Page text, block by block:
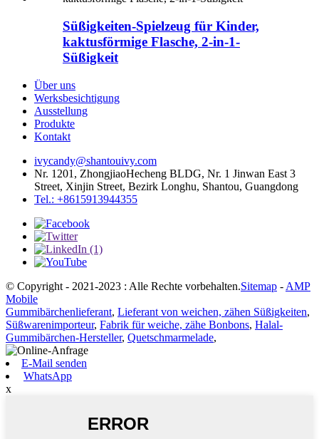
Süßigkeiten-Spielzeug für Kinder,
kaktusförmige Flasche, 2-in-1-
Süßigkeit
Über uns
Werksbesichtigung
Ausstellung
Produkte
Kontakt
ivycandy@shantouivy.com
Nr. 1201, ZhongjiaoHecheng BLDG, Nr. 1 Jinwan East 3
Street, Xinjin Street, Bezirk Longhu, Shantou, Guangdong
Tel.: +8615913944355
© Copyright - 2021-2023 : Alle Rechte vorbehalten.Sitemap - AMP
Mobile
Gummibärchenlieferant, Lieferant von weichen, zähen Süßigkeiten,
Süßwarenimporteur, Fabrik für weiche, zähe Bonbons, Halal-
Gummibärchen-Hersteller, Quetschmarmelade,
E-Mail senden
WhatsApp
x